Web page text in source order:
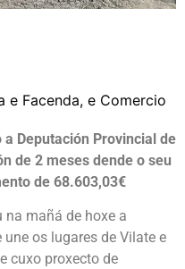
e Facenda, e Comercio
Deputación Provincial de
de 2 meses dende o seu
de 68.603,03€
na mañá de hoxe a
os lugares de Vilate e
cuxo proxecto de